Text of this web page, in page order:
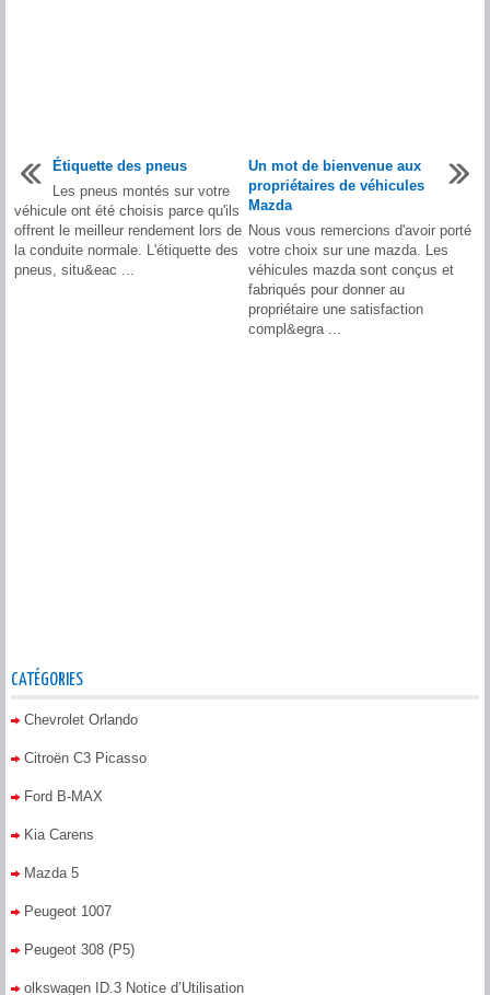
Étiquette des pneus
Les pneus montés sur votre
véhicule ont été choisis parce qu'ils
offrent le meilleur rendement lors de
la conduite normale. L'étiquette des
pneus, situ&eac ...
Un mot de bienvenue aux
propriétaires de véhicules
Mazda
Nous vous remercions d'avoir porté
votre choix sur une mazda. Les
véhicules mazda sont conçus et
fabriqués pour donner au
propriétaire une satisfaction
compl&egra ...
CATÉGORIES
Chevrolet Orlando
Citroën C3 Picasso
Ford B-MAX
Kia Carens
Mazda 5
Peugeot 1007
Peugeot 308 (P5)
olkswagen ID.3 Notice d’Utilisation